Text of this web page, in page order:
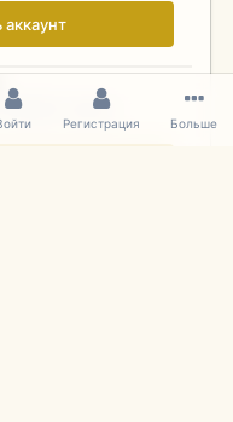
аккаунт
здесь.
Регистрация Больше